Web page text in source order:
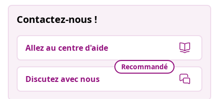
Contactez-nous !
Allez au centre d'aide
Recommandé
Discutez avec nous